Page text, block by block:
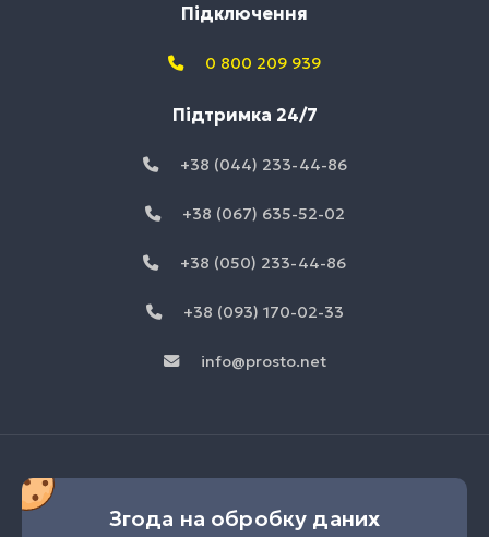
Підключення
0 800 209 939
Підтримка 24/7
+38 (044) 233-44-86
+38 (067) 635-52-02
+38 (050) 233-44-86
+38 (093) 170-02-33
info@prosto.net
Згода на обробку даних